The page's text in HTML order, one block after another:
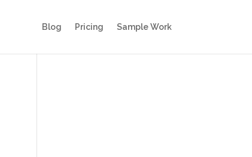
Blog Pricing Sample Work